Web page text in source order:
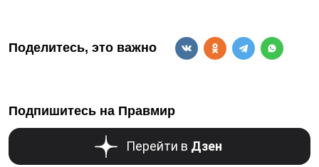
Поделитесь, это важно
Подпишитесь на Правмир
Перейти в Дзен